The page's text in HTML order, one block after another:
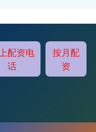
配资电
话
按月配
资